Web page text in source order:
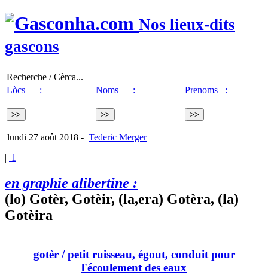
Nos lieux-dits
gascons
Recherche / Cèrca...
Lòcs :
Noms : Prenoms :
lundi 27 août 2018 - Tederic Merger
| 1
en graphie alibertine :
(lo) Gotèr, Gotèir, (la,era) Gotèra, (la)
Gotèira
gotèr/ petit ruisseau, égout, conduit pour
l'écoulement des eaux